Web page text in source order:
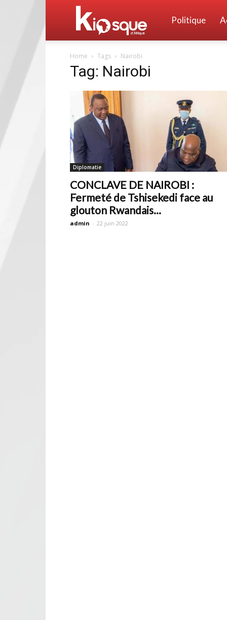
Kiosque
Politique
Home Tags Nairobi
Tag: Nairobi
Diplomatie
CONCLAVE DE NAIROBI :
Fermeté de Tshisekedi face au
glouton Rwandais...
admin - 22 juin 2022